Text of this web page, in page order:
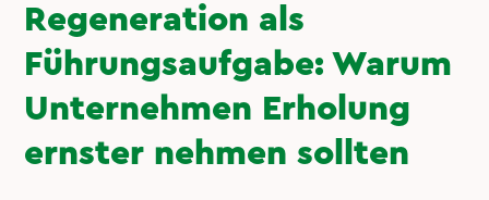
Regeneration als
Führungsaufgabe: Warum
Unternehmen Erholung
ernster nehmen sollten